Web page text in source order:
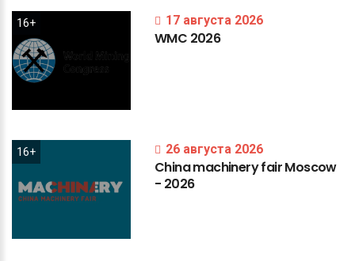
16+ 17 августа 2026
WMC 2026
16+ 26 августа 2026
ChinamachineryfairMoscow
- 2026